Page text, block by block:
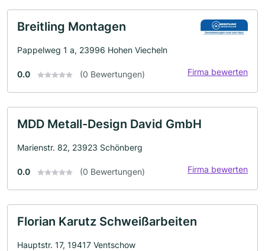
Breitling Montagen
Pappelweg 1 a, 23996 Hohen Viecheln
0.0 (0 Bewertungen) Firma bewerten
MDD Metall-Design David GmbH
Marienstr. 82, 23923 Schönberg
0.0 (0 Bewertungen) Firma bewerten
Florian Karutz Schweißarbeiten
Hauptstr. 17, 19417 Ventschow